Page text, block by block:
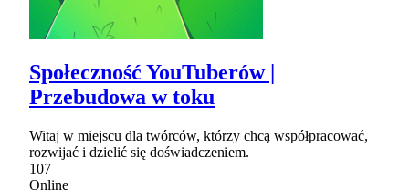
Społeczność YouTuberów |
Przebudowa w toku
Witaj w miejscu dla twórców, którzy chcą współpracować,
rozwijać i dzielić się doświadczeniem.
107
Online